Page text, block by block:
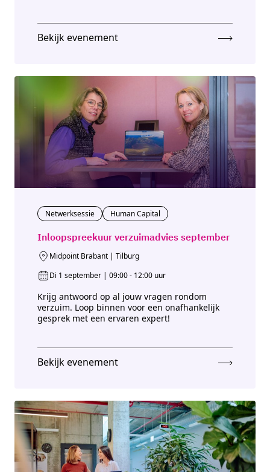
Bekijk evenement
Inloopspreekuur verzuimadvies september
Netwerksessie Human Capital
Midpoint Brabant | Tilburg
Di 1 september | 09:00 - 12:00 uur
Krijg antwoord op al jouw vragen rondom
verzuim. Loop binnen voor een onafhankelijk
gesprek met een ervaren expert!
Bekijk evenement